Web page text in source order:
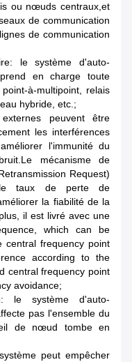
ou nœuds centraux,et
de communication
de communication
le système d'auto-
en charge toute
à-multipoint, relais
hybride, etc.;
peuvent être
les interférences
l'immunité du
mécanisme de
Request)
taux de perte de
la fiabilité de la
il est livré avec une
which can be
central frequency point
according to the
central frequency point
avoidance;
le système d'auto-
pas l'ensemble du
de nœud tombe en
peut empêcher